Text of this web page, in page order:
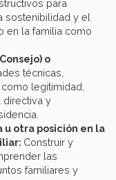
para
sostenibilidad y el
en la familia como
o
técnicas,
legitimidad,
directiva y
u otra posición en la
Construir y
las
familiares y